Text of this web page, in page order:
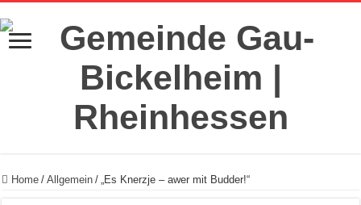
Home / Allgemein / „Es Knerzje – awer mit Budder!“